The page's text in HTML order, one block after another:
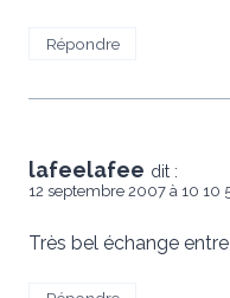
Répondre
lafeelafee dit :
12 septembre 2007 à 10 10
Très bel échange